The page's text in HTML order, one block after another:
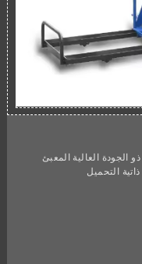
العالية المعبئ
التحميل